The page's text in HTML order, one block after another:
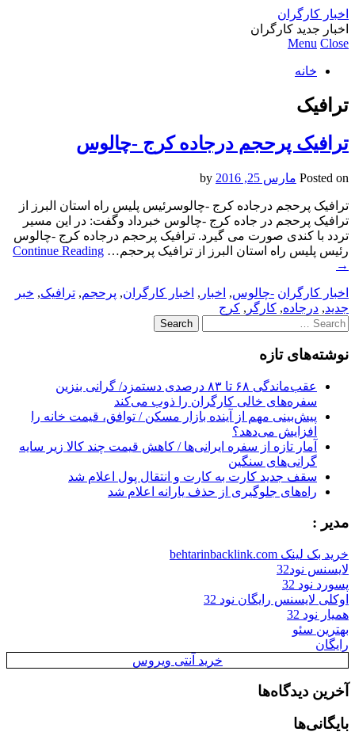
اخبار کارگران
اخبار جدید کارگران
Menu Close
خانه
ترافیک
ترافیک پرحجم درجاده کرج -چالوس
Posted on مارس 25, 2016
ترافیک پرحجم درجاده کرج -چالوسرئیس پلیس راه استان البرز از
ترافیک پرحجم در جاده کرج -چالوس خبرداد وگفت: در این مسیر
تردد با کندی صورت می گیرد. ترافیک پرحجم درجاده کرج -چالوس
رئیس پلیس راه استان البرز از ترافیک پرحجم… Continue Reading
→
اخبار کارگران -چالوس, اخبار , اخبار کارگران, پرحجم, ترافیک, خبر
جدید, درجاده, کارگر , کرج
Search
for:
نوشته‌های تازه
عقب‌ماندگی ۶۸ تا ۸۳ درصدی دستمزد/ گرانی بنزین
سفره‌های خالی کارگران را ذوب می‌کند
پیش‌بینی مهم از آینده بازار مسکن / توافق، قیمت خانه را
افزایش می‌دهد؟
آمار تازه از سفره ایرانی‌ها / کاهش قیمت چند کالا زیر سایه
گرانی‌های سنگین
سقف جدید کارت به کارت و انتقال پول اعلام شد
راه‌های جلوگیری از حذف یارانه اعلام شد
مدیر :
خرید بک لینک behtarinbacklink.com
لایسنس نود32
پسورد نود 32
اوکلی لایسنس رایگان نود 32
همیار نود 32
بهترین سئو
رایگان
خرید آنتی ویروس
آخرین دیدگاه‌ها
بایگانی‌ها